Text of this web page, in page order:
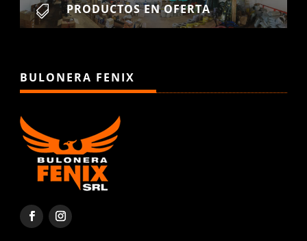
 PRODUCTOS EN OFERTA
BULONERA FENIX